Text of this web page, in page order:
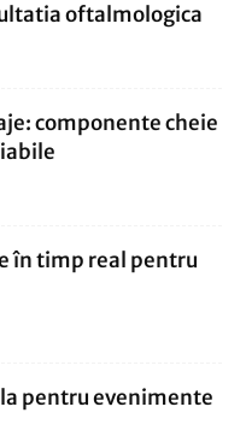
oftalmologica
componente cheie
în timp real pentru
pentru evenimente